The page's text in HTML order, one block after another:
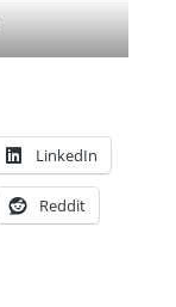
LinkedIn
Reddit